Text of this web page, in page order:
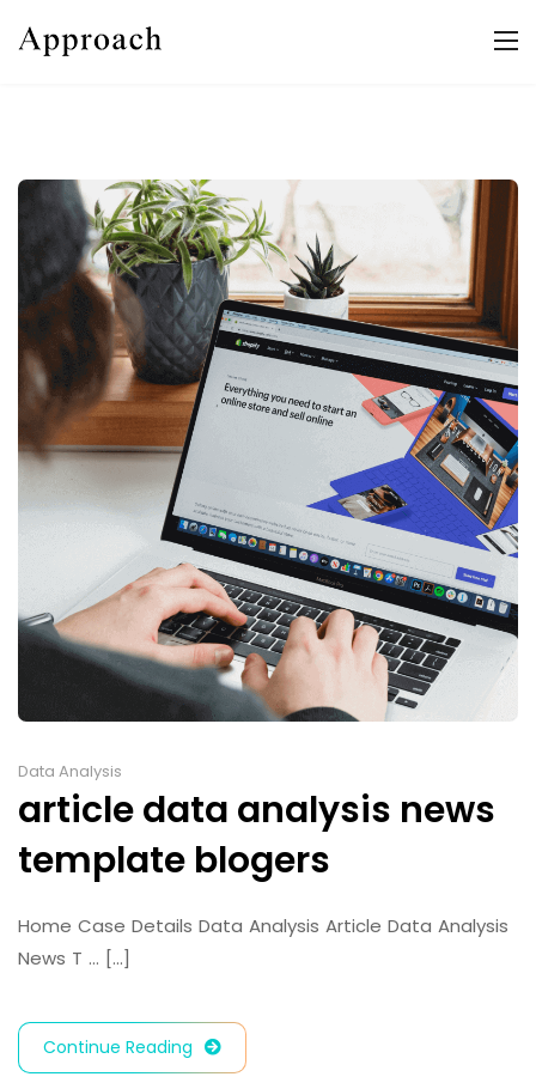
Data Analysis
article data analysis news
template blogers
Home Case Details Data Analysis Article Data Analysis
News T … [...]
Continue Reading